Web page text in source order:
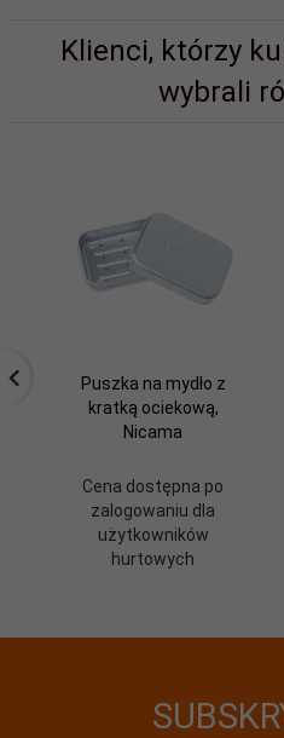
Klienci, którzy
wybrali
Puszka na mydło z
kratką ociekową,
Nicama
Cena dostępna po
zalogowaniu dla
użytkowników
hurtowych